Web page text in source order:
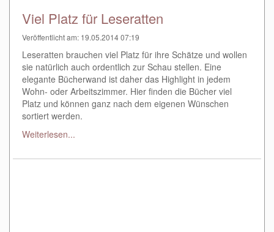
Viel Platz für Leseratten
Veröffentlicht am: 19.05.2014 07:19
Leseratten brauchen viel Platz für ihre Schätze und wollen
sie natürlich auch ordentlich zur Schau stellen. Eine
elegante Bücherwand ist daher das Highlight in jedem
Wohn- oder Arbeitszimmer. Hier finden die Bücher viel
Platz und können ganz nach dem eigenen Wünschen
sortiert werden.
Weiterlesen...